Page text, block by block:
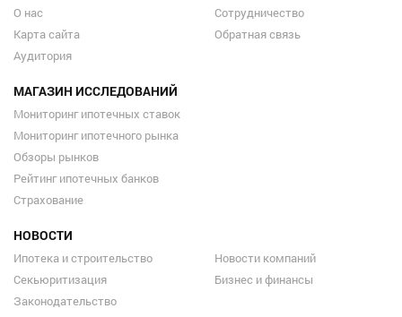
О нас
Карта сайта
Аудитория
Сотрудничество
Обратная связь
МАГАЗИН ИССЛЕДОВАНИЙ
Мониторинг ипотечных ставок
Мониторинг ипотечного рынка
Обзоры рынков
Рейтинг ипотечных банков
Страхование
НОВОСТИ
Ипотека и строительство
Секьюритизация
Законодательство
Новости компаний
Бизнес и финансы